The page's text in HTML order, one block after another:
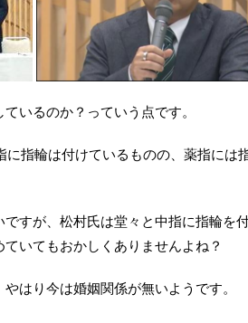
いるのか？っていう点です。
指輪は付けているものの、薬指には
すが、松村氏は堂々と中指に指輪を
いてもおかしくありませんよね？
はり今は婚姻関係が無いようです。